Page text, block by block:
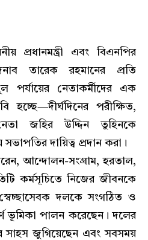
প্রধানমন্ত্রী এবং বিএনপির
তারেক রহমানের প্রতি
পর্যায়ের নেতাকর্মীদের এক
হচ্ছে—দীর্ঘদিনের পরীক্ষিত,
জহির উদ্দিন তুহিনকে
সভাপতির দায়িত্ব প্রদান করা।
আন্দোলন-সংগ্রাম, হরতাল,
কর্মসূচিতে নিজের জীবনকে
দলকে সংগঠিত ও
ভূমিকা পালন করেছেন। দলের
সাহস জুগিয়েছেন এবং সবসময়